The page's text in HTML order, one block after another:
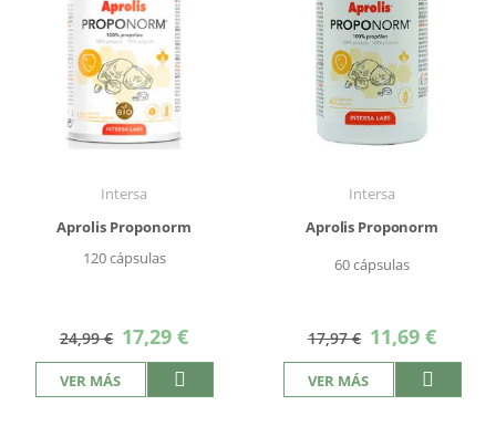
Intersa
Aprolis Proponorm
120 cápsulas
24,99 € Precio
especial
17,29 €
VER MÁS
Intersa
Aprolis Proponorm
60 cápsulas
17,97 € Precio
especial
11,69 €
VER MÁS